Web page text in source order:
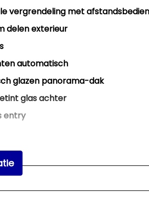
vergrendeling met
delen exterieur
automatisch
glazen panorama-dak
glas achter
entry